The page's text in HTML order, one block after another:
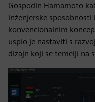
Gospodin Hamamoto
inženjerske
konvencionalnim
uspio je nastaviti s
dizajn koji se temelji na